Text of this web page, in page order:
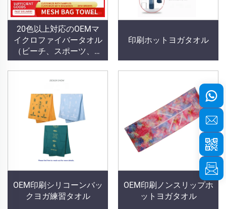
20色以上対応のOEMマ
イクロファイバータオル
（ビーチ、スポーツ、旅
行用）
印刷ホットヨガタオル
OEM印刷シリコーンバッ
クヨガ練習タオル
OEM印刷ノンスリップホ
ットヨガタオル